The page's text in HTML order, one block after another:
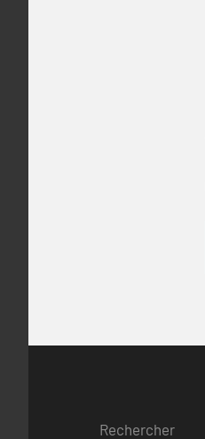
Rechercher